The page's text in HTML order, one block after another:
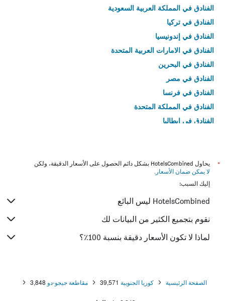
الفنادق في المملكة العربية السعودية
الفنادق في تركيا
الفنادق في إندونيسيا
الفنادق في الامارات العربية المتحدة
الفنادق في البحرين
الفنادق في مصر
الفنادق في فرنسا
الفنادق في المملكة المتحدة
الفنادق في إيطاليا
*
يحاول HotelsCombined بشكل دائم الحصول على الأسعار الدقيقة، ولكن
لا يمكن ضمان الأسعار .
إليك السبب:
HotelsCombined ليس البائع
نقوم بتجميع الكثير من البيانات لك
لماذا لا تكون الأسعار دقيقة بنسبة 100٪؟
الصفحة الرئيسية كوريا الجنوبية 39,571 مقاطعة جيجو-دو 3,848